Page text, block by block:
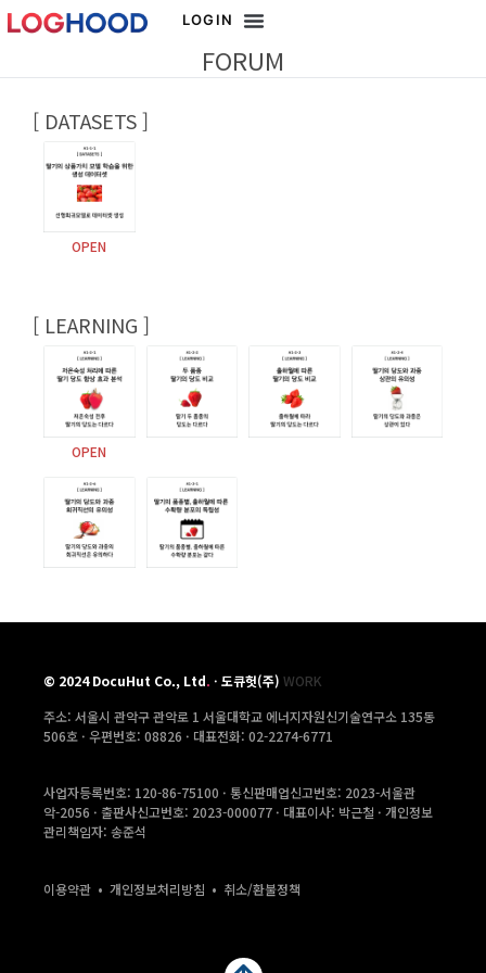
LOGIN
FORUM
[ DATASETS ]
OPEN
[ LEARNING ]
OPEN
© 2024DocuHut Co., Ltd. · 도큐헛(주) WORK
주소: 서울시 관악구 관악로 1 서울대학교 에너지자원신기술연구소 135동
506호 · 우편번호: 08826 · 대표전화: 02-2274-6771
사업자등록번호: 120-86-75100 · 통신판매업신고번호: 2023-서울관
악-2056 · 출판사신고번호: 2023-000077 · 대표이사: 박근철 · 개인정보
관리책임자: 송준석
이용약관 • 개인정보처리방침 • 취소/환불정책